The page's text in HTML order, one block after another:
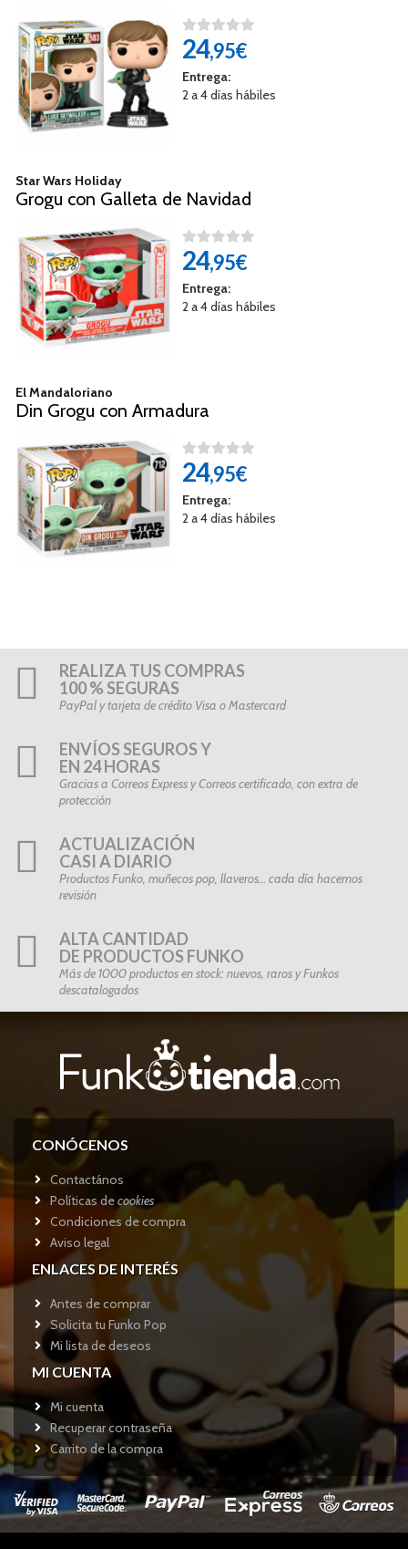
24,95€
Entrega:
2 a 4 días hábiles
Star Wars Holiday
Grogu con Galleta de Navidad
24,95€
Entrega:
2 a 4 días hábiles
El Mandaloriano
Din Grogu con Armadura
24,95€
Entrega:
2 a 4 días hábiles
REALIZA TUS COMPRAS
100 % SEGURAS
PayPal y tarjeta de crédito Visa o Mastercard
ENVÍOS SEGUROS Y
EN 24 HORAS
Gracias a Correos Express y Correos certificado, con extra de
protección
ACTUALIZACIÓN
CASI A DIARIO
Productos Funko, muñecos pop, llaveros… cada día hacemos
revisión
ALTA CANTIDAD
DE PRODUCTOS FUNKO
Más de 1000 productos en stock: nuevos, raros y Funkos
descatalogados
CONÓCENOS
Contactános
Políticas decookies
Condiciones de compra
Aviso legal
ENLACES DE INTERÉS
Antes de comprar
Solicita tu Funko Pop
Mi lista de deseos
MI CUENTA
Mi cuenta
Recuperar contraseña
Carrito de la compra